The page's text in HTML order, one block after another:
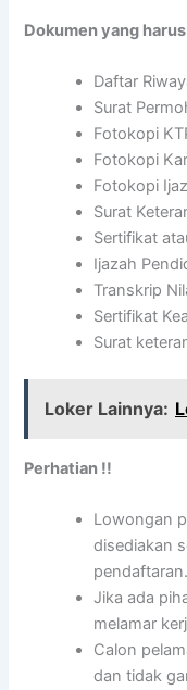
Dokumen yang
Daftar
Surat
Fotokopi
Fotokopi
Fotokopi
Surat
Sertifikat
Ijazah
Transkrip
Sertifikat
Surat
Loker Lainnya:
Perhatian !!
Lowongan
disediakan
pendaftaran.
Jika ada
melamar
Calon
dan tidak